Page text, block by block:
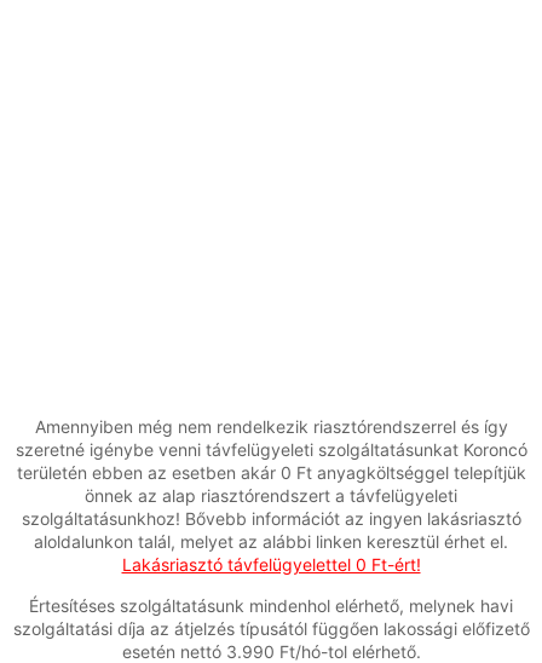
Amennyiben még nem rendelkezik riasztórendszerrel és így
szeretné igénybe venni távfelügyeleti szolgáltatásunkat Koroncó
területén ebben az esetben akár 0 Ft anyagköltséggel telepítjük
önnek az alap riasztórendszert a távfelügyeleti
szolgáltatásunkhoz! Bővebb információt az ingyen lakásriasztó
aloldalunkon talál, melyet az alábbi linken keresztül érhet el.
Lakásriasztó távfelügyelettel 0 Ft-ért!
Értesítéses szolgáltatásunk mindenhol elérhető, melynek havi
szolgáltatási díja az átjelzés típusától függően lakossági előfizető
esetén nettó 3.990 Ft/hó-tol elérhető.